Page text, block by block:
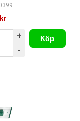
+
-
Köp